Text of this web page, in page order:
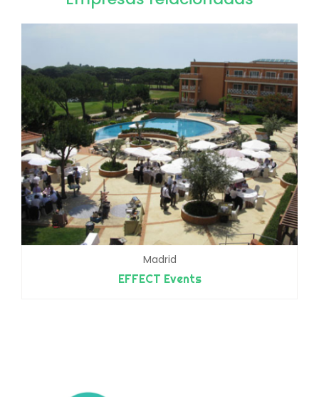
Madrid
EFFECT Events